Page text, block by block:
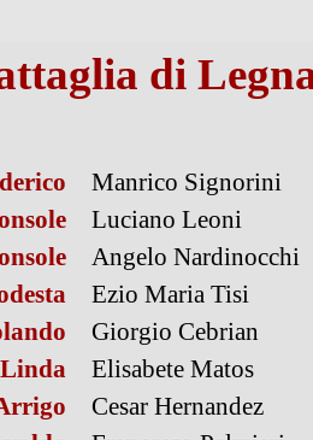
di
Manrico Signorini
Luciano Leoni
Angelo Nardinocchi
Ezio Maria Tisi
Giorgio Cebrian
Linda
Elisabete Matos
Cesar Hernandez